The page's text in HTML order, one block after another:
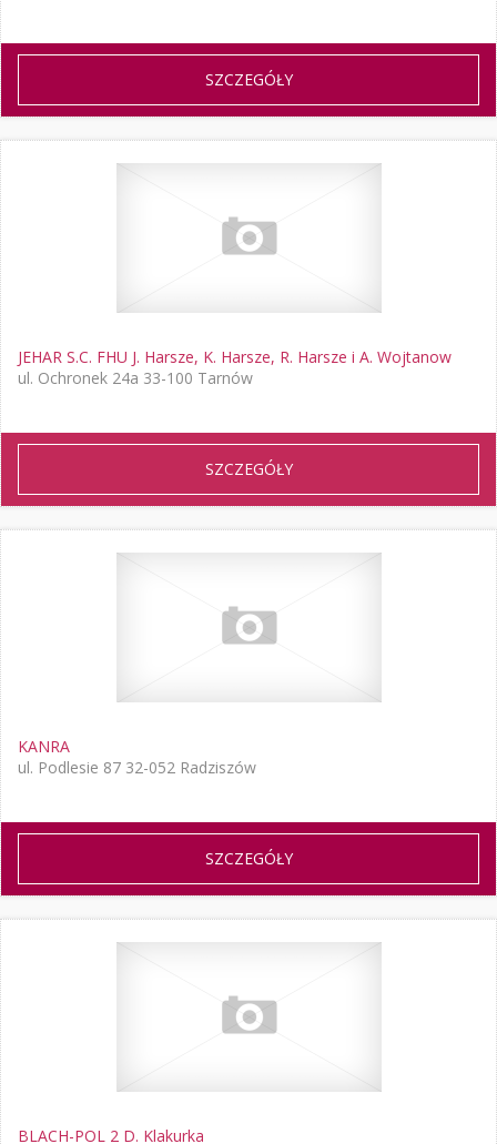
SZCZEGÓŁY
JEHAR S.C. FHU J. Harsze, K. Harsze, R. Harsze i A. Wojtanow
ul. Ochronek 24a 33-100 Tarnów
SZCZEGÓŁY
KANRA
ul. Podlesie 87 32-052 Radziszów
SZCZEGÓŁY
BLACH-POL 2 D. Klakurka